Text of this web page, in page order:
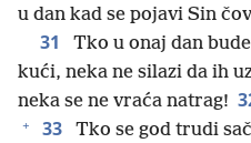
u dan kad se pojavi Sin
31
Tko u onaj dan
kući, neka ne silazi da ih
neka se ne vraća natrag!
+ 33 Tko se god trudi